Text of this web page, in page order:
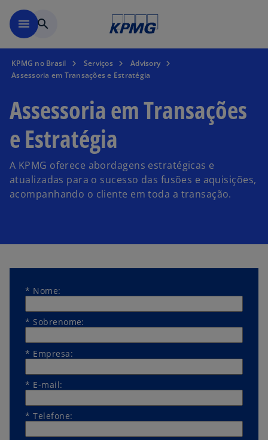
menu search
KPMG no Brasil Serviços
Advisory
Assessoria em Transações e Estratégia
Assessoria em Transações
e Estratégia
A KPMG oferece abordagens estratégicas e
atualizadas para o sucesso das fusões e aquisições,
acompanhando o cliente em toda a transação.
* Nome:
* Sobrenome:
* Empresa:
* E-mail:
* Telefone: